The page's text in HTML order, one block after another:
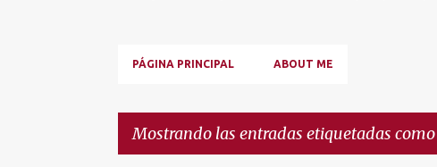
PÁGINA PRINCIPAL ABOUT ME
Mostrando las entradas etiquetadas como